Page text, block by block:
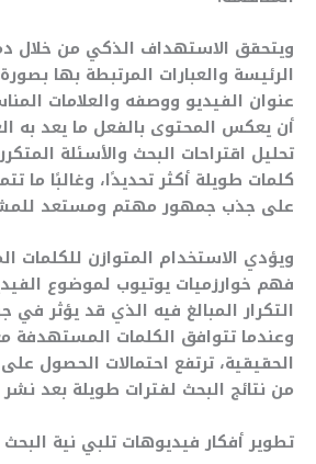
ويتحقق الاستهداف الذكي من خلال
الرئيسة والعبارات المرتبطة بها
عنوان الفيديو ووصفه والعلامات
أن يعكس المحتوى بالفعل ما يعد به
تحليل اقتراحات البحث والأسئلة
كلمات طويلة أكثر تحديدًا، وغالبًا ما
على جذب جمهور مهتم ومستعد
ويؤدي الاستخدام المتوازن للكلمات
فهم خوارزميات يوتيوب لموضوع
التكرار المبالغ فيه الذي قد يؤثر
وعندما تتوافق الكلمات المستهدفة
الحقيقية، ترتفع احتمالات الحصول
من نتائج البحث لفترات طويلة بعد نشر
تطوير أفكار فيديوهات تلبي نية البحث